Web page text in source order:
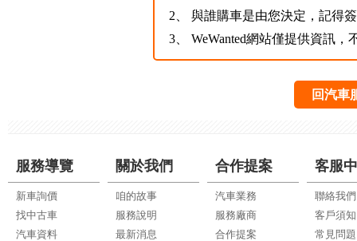
2、
與誰購車是由您決定，記得
3、
WeWanted網站僅提供資訊
回汽車
服務導覽
新車詢價
找中古車
汽車資料
關於我們
咱的故事
服務說明
最新消息
合作提案
汽車業務
服務廠商
合作提案
客服
聯絡我們
客戶須知
常見問題